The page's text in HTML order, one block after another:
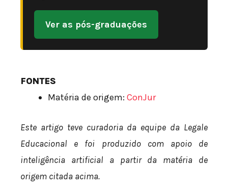
Ver as pós-graduações
FONTES
Matéria de origem: ConJur
Este artigo teve curadoria da equipe da Legale
Educacional e foi produzido com apoio de
inteligência artificial a partir da matéria de
origem citada acima.